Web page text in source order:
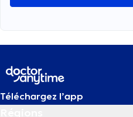
Téléchargez l’app